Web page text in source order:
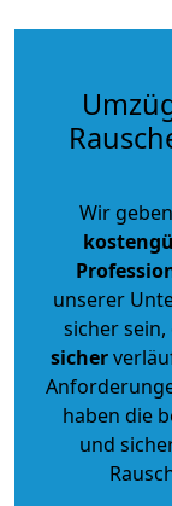
Wir
unserer
sicher
sicher
haben die
und